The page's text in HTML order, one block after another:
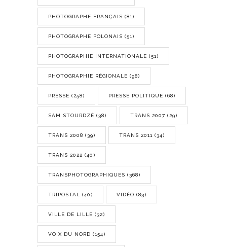
PHOTOGRAPHE FRANÇAIS (81)
PHOTOGRAPHE POLONAIS (51)
PHOTOGRAPHIE INTERNATIONALE (51)
PHOTOGRAPHIE RÉGIONALE (98)
PRESSE (258) PRESSE POLITIQUE (68)
SAM STOURDZÉ (38) TRANS 2007 (29)
TRANS 2008 (39) TRANS 2011 (34)
TRANS 2022 (40)
TRANSPHOTOGRAPHIQUES (368)
TRIPOSTAL (40) VIDÉO (83)
VILLE DE LILLE (32)
VOIX DU NORD (154)